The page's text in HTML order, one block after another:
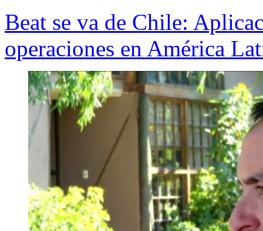
Beat se va de Chile:
operaciones en América